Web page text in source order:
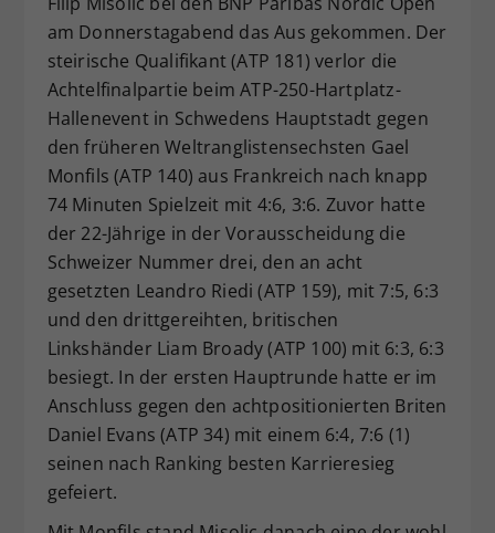
am Donnerstagabend das Aus gekommen. Der
steirische Qualifikant (ATP 181) verlor die
Achtelfinalpartie beim ATP-250-Hartplatz-
Hallenevent in Schwedens Hauptstadt gegen
den früheren Weltranglistensechsten Gael
Monfils (ATP 140) aus Frankreich nach knapp
74 Minuten Spielzeit mit 4:6, 3:6. Zuvor hatte
der 22-Jährige in der Vorausscheidung die
Schweizer Nummer drei, den an acht
gesetzten Leandro Riedi (ATP 159), mit 7:5, 6:3
und den drittgereihten, britischen
Linkshänder Liam Broady (ATP 100) mit 6:3, 6:3
besiegt. In der ersten Hauptrunde hatte er im
Anschluss gegen den achtpositionierten Briten
Daniel Evans (ATP 34) mit einem 6:4, 7:6 (1)
seinen nach Ranking besten Karrieresieg
gefeiert.
Zweck
Dieser Wert speichert Ihre Consent-
Einstellungen. Unter anderem eine
zufällig generierte ID, für die
historische Speicherung Ihrer
vorgenommen Einstellungen, falls der
Webseiten-Betreiber dies eingestellt
hat.